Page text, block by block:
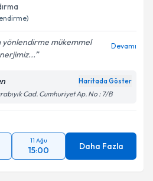
yönlendirme mükemmel
Devamı
Haritada Göster
Cad. Cumhuriyet Ap. No : 7/B
11 Ağu
15:00 Daha Fazla